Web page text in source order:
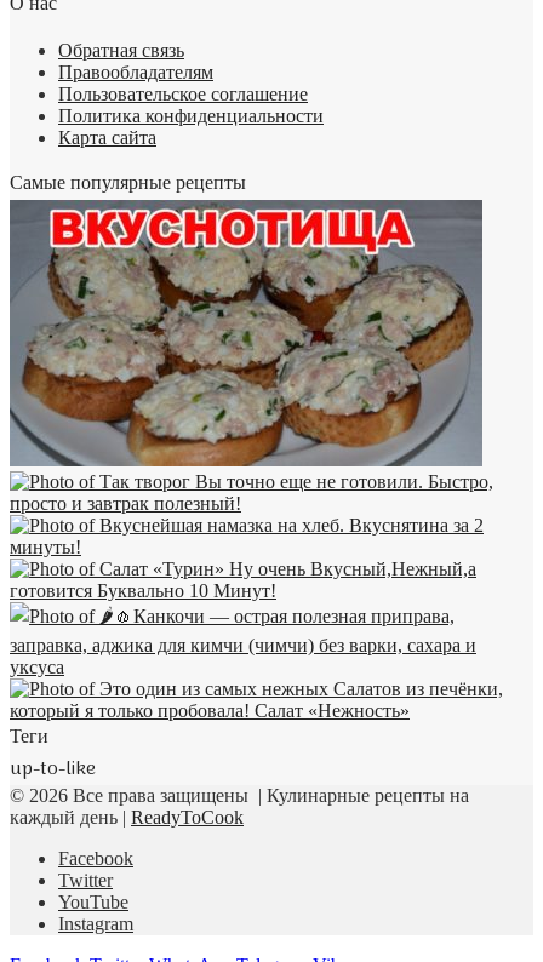
Обратная связь
Правообладателям
Пользовательское соглашение
Политика конфиденциальности
Карта сайта
Самые популярные рецепты
Теги
up-to-like
© 2026 Все права защищены | Кулинарные рецепты на
каждый день | ReadyToCook
Facebook
Twitter
YouTube
Instagram